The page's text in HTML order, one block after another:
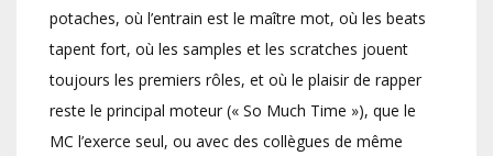
potaches, où l’entrain est le maître mot, où les beats
tapent fort, où les samples et les scratches jouent
toujours les premiers rôles, et où le plaisir de rapper
reste le principal moteur (« So Much Time »), que le
MC l’exerce seul, ou avec des collègues de même